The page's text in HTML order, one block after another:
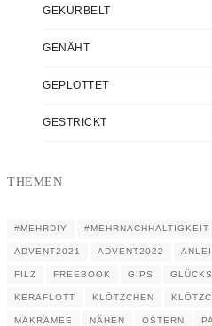
GEKURBELT
GENÄHT
GEPLOTTET
GESTRICKT
THEMEN
#MEHRDIY #MEHRNACHHALTIGKEIT
ADVENT2021 ADVENT2022
FILZ FREEBOOK GIPS
KERAFLOTT KLÖTZCHEN
MAKRAMEE NÄHEN OSTERN